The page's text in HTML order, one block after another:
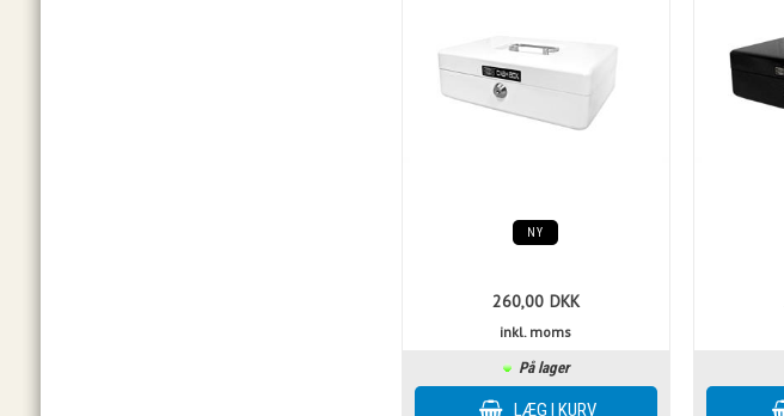
NY
260,00 DKK
inkl. moms
På lager